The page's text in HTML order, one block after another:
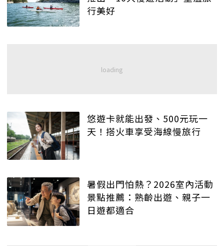
行美好
悠遊卡就能出發、500元玩一
天！搭火車享受海線慢旅行
暑假出門怕熱？2026室內活動
景點推薦：熟齡出遊、親子一
日遊都適合